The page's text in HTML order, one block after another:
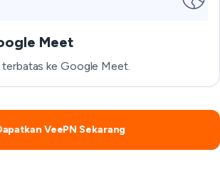
Meet
terbatas ke Google Meet.
VeePN Sekarang